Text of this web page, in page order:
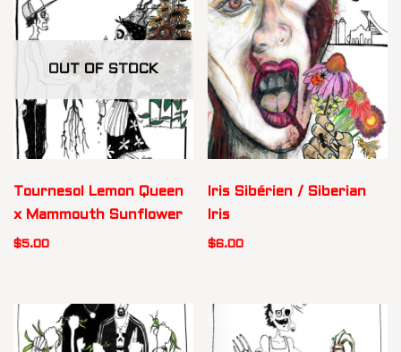
OUT OF STOCK
Tournesol Lemon Queen
x Mammouth Sunflower
$5.00
Iris Sibérien / Siberian
Iris
$6.00